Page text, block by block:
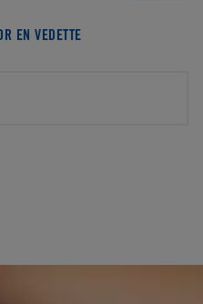
EN VEDETTE